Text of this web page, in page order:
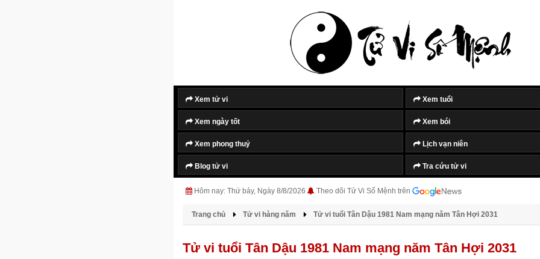
Xem tử vi Xem tuổi
Xem ngày tốt Xem bói
Xem phong thuỷ Lịch vạn niên
Blog tử vi Tra cứu tử vi
Hôm nay: Thứ bảy, Ngày 8/8/2026 Theo dõi Tử Vi Số Mệnh trên
Trang chủ Tử vi hàng năm Tử vi tuổi Tân Dậu 1981 Nam mạng năm Tân Hợi 2031
Tử vi tuổi Tân Dậu 1981 Nam mạng năm Tân Hợi 2031